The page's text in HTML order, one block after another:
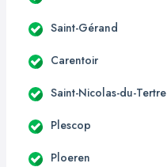
Saint-Gérand
Carentoir
Saint-Nicolas-du-Tertre
Plescop
Ploeren